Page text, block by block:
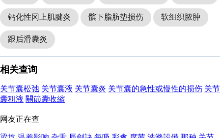
钙化性冈上肌腱炎 髌下脂肪垫损伤 软组织脓肿
跟后滑囊炎
相关查询
关节囊松弛 关节囊液 关节囊炎 关节囊的急性或慢性的损伤 关节
囊积液 關節囊收縮
网友正在查